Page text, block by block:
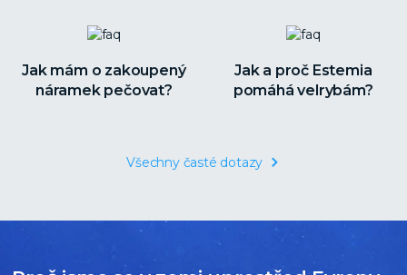
Jak mám o zakoupený
náramek pečovat?
Jak a proč Estemia
pomáhá velrybám?
Všechny časté dotazy